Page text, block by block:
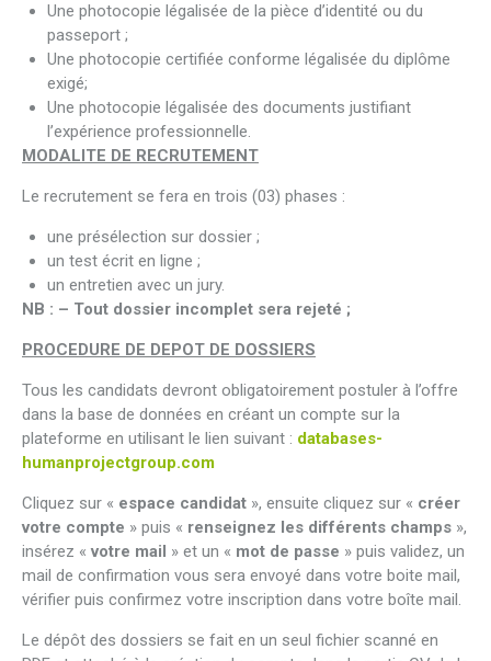
Une photocopie légalisée de la pièce d’identité ou du
passeport ;
Une photocopie certifiée conforme légalisée du diplôme
exigé;
Une photocopie légalisée des documents justifiant
l’expérience professionnelle.
MODALITE DE RECRUTEMENT
Le recrutement se fera en trois (03) phases :
une présélection sur dossier ;
un test écrit en ligne ;
un entretien avec un jury.
NB : – Tout dossier incomplet sera rejeté ;
PROCEDURE DE DEPOT DE DOSSIERS
Tous les candidats devront obligatoirement postuler à l’offre
dans la base de données en créant un compte sur la
plateforme en utilisant le lien suivant : databases-
humanprojectgroup.com
Cliquez sur « espace candidat », ensuite cliquez sur « créer
votre compte » puis « renseignez les différents champs »,
insérez « votre mail » et un « mot de passe » puis validez, un
mail de confirmation vous sera envoyé dans votre boite mail,
vérifier puis confirmez votre inscription dans votre boîte mail.
Le dépôt des dossiers se fait en un seul fichier scanné en